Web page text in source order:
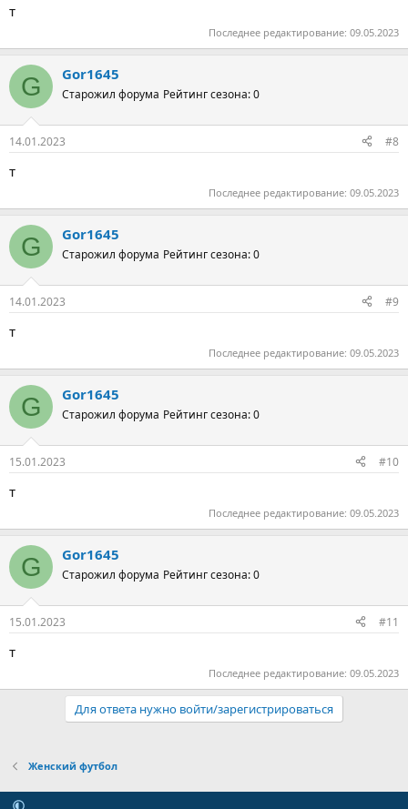
т
Последнее редактирование: 09.05.2023
G Gor1645
Старожил форума Рейтинг сезона: 0
14.01.2023 #8
т
Последнее редактирование: 09.05.2023
G Gor1645
Старожил форума Рейтинг сезона: 0
14.01.2023 #9
т
Последнее редактирование: 09.05.2023
G Gor1645
Старожил форума Рейтинг сезона: 0
15.01.2023 #10
т
Последнее редактирование: 09.05.2023
G Gor1645
Старожил форума Рейтинг сезона: 0
15.01.2023 #11
т
Последнее редактирование: 09.05.2023
Для ответа нужно войти/зарегистрироваться
Женский футбол